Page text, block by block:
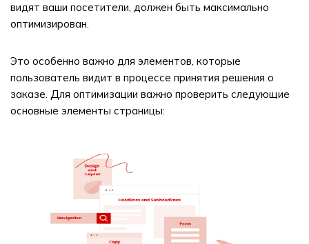
видят ваши посетители, должен быть максимально
оптимизирован.
Это особенно важно для элементов, которые
пользователь видит в процессе принятия решения о
заказе. Для оптимизации важно проверить следующие
основные элементы страницы: